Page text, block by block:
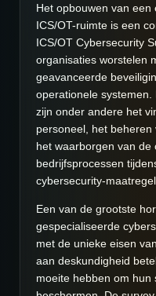
Het opbouwen van
ICS/OT-ruimte is een
ICS/OT Cybersecurity
organisaties worstelen
geavanceerde
operationele
zijn onder andere het
personeel, het
het waarborgen van de
bedrijfsprocessen
cybersecurity-
Een van de grootste
gespecialiseerde
met de unieke eisen
aan deskundigheid
moeite hebben om